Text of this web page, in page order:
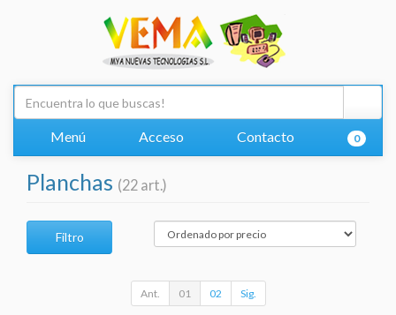
Menú Acceso Contacto 0
Planchas (22 art.)
Filtro
Ant. 01 02 Sig.